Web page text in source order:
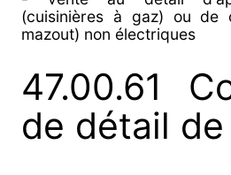
(cuisinières à gaz) ou de
mazout) non électriques
47.00.61
de détail